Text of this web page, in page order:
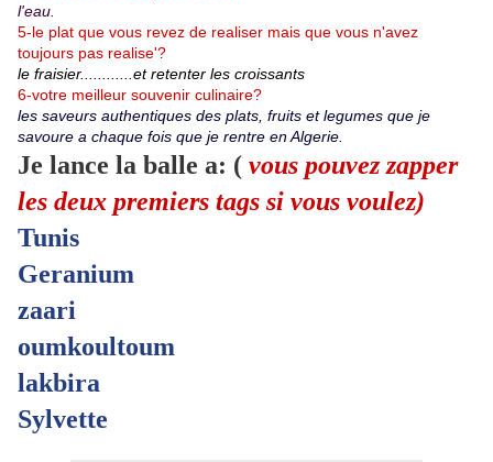
l'eau.
5-le plat que vous revez de realiser mais que vous n'avez
toujours pas realise'?
le fraisier............et retenter les croissants
6-votre meilleur souvenir culinaire?
les saveurs authentiques des plats, fruits et legumes que je
savoure a chaque fois que je rentre en Algerie.
Je lance la balle a: ( vous pouvez zapper
les deux premiers tags si vous voulez)
Tunis
Geranium
zaari
oumkoultoum
lakbira
Sylvette